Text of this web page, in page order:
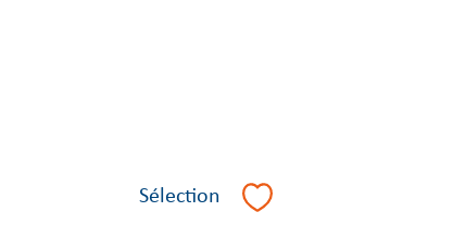
Sélection Sélectionner